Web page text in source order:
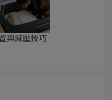
與減壓技巧